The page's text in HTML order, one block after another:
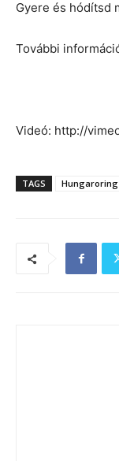
Gyere és hódítsd
További
Videó: http://
TAGS Hungaroring